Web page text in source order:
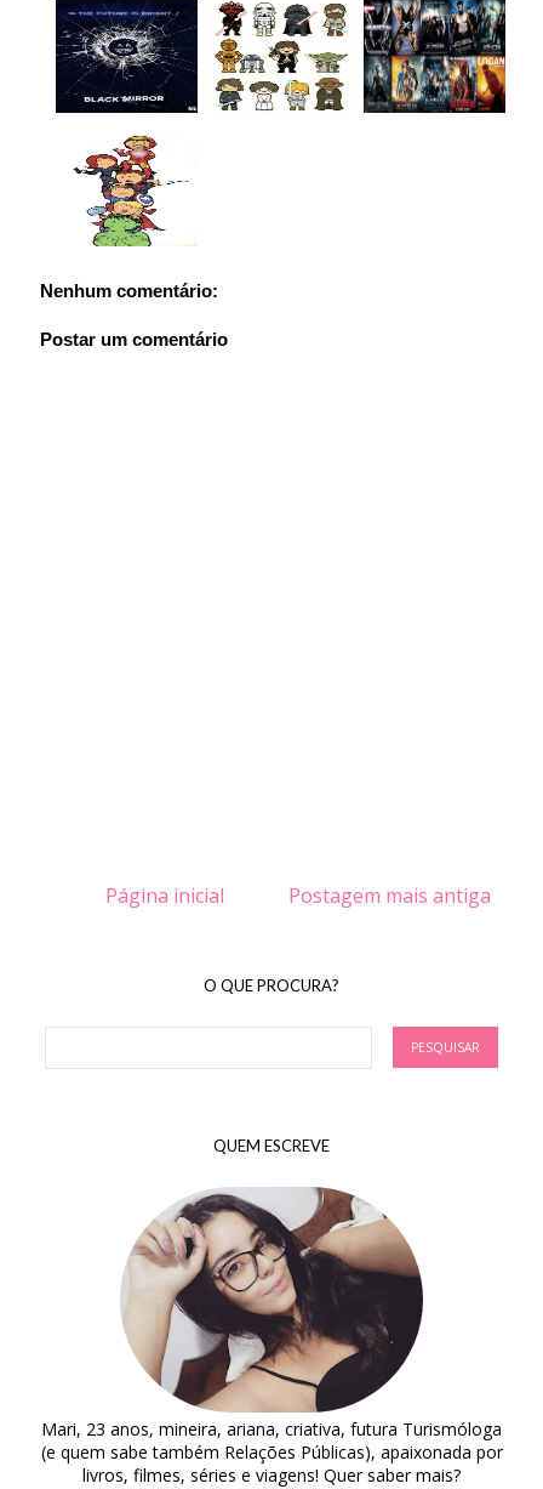
Nenhum comentário:
Postar um comentário
Postagem mais antiga
Página inicial
O QUE PROCURA?
QUEM ESCREVE
Mari, 23 anos, mineira, ariana, criativa, futura Turismóloga
(e quem sabe também Relações Públicas), apaixonada por
livros, filmes, séries e viagens! Quer saber mais?